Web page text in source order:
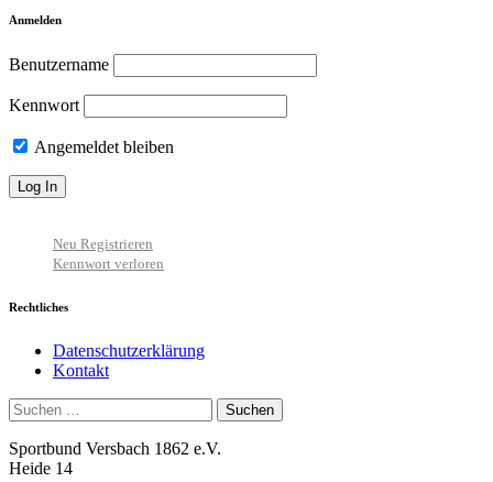
Anmelden
Benutzername
Kennwort
Angemeldet bleiben
Neu Registrieren
Kennwort verloren
Rechtliches
Datenschutzerklärung
Kontakt
Suchen
nach:
Sportbund Versbach 1862 e.V.
Heide 14